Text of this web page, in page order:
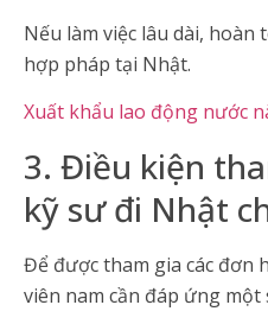
Nếu làm việc lâu dài,
hợp pháp tại Nhật.
Xuất khẩu lao động nước
3. Điều kiện
kỹ sư đi Nhật
Để được tham gia các đơn
viên nam cần đáp ứng một